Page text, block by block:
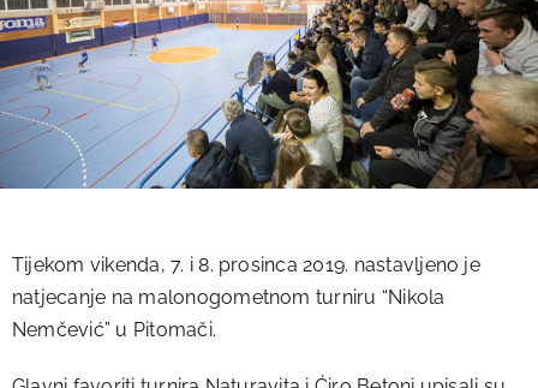
Tijekom vikenda, 7. i 8. prosinca 2019. nastavljeno je
natjecanje na malonogometnom turniru “Nikola
Nemčević” u Pitomači.